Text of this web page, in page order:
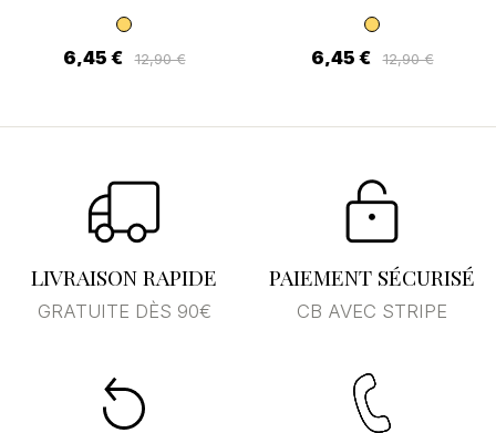
6,45 € 12,90 € 6,45 € 12,90 €
LIVRAISON RAPIDE
GRATUITE DÈS 90€
PAIEMENT SÉCURISÉ
CB AVEC STRIPE